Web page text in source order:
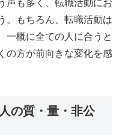
声も多く、転職活動にお
。もちろん、転職活動は
一概に全ての人に合うと
の方が前向きな変化を感
の質・量・非公